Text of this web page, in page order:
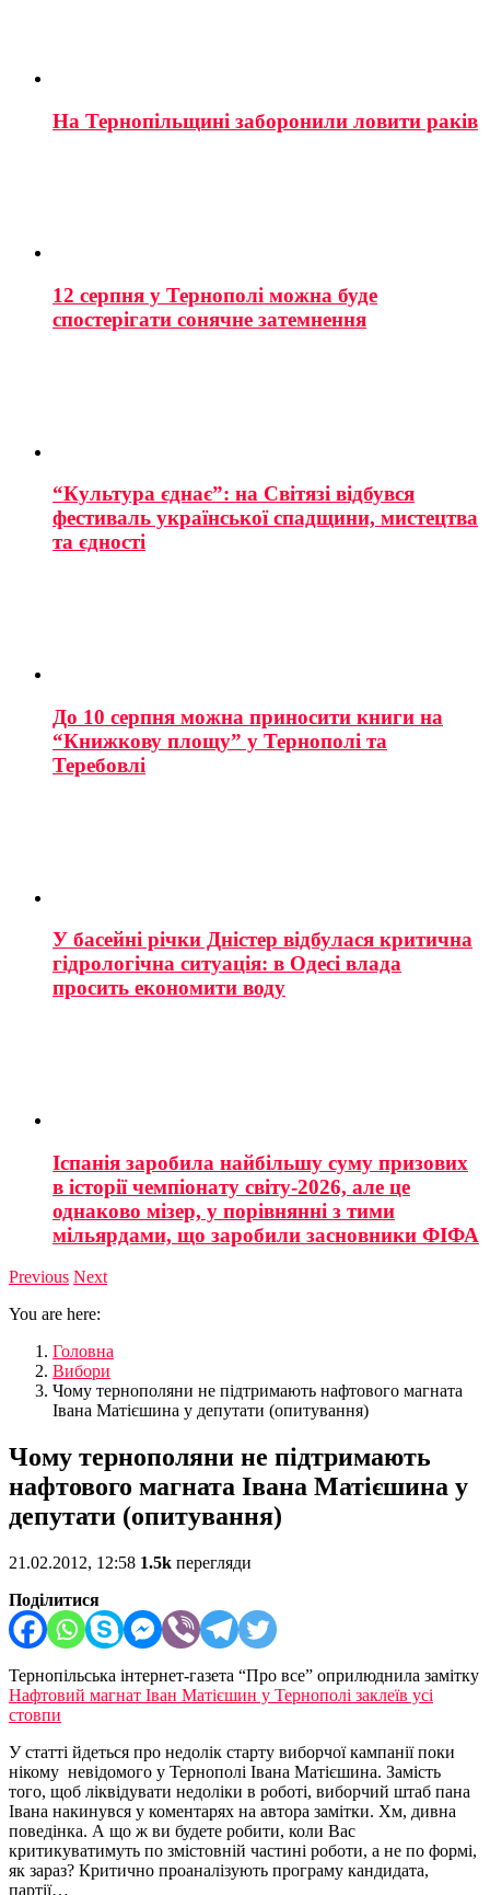
На Тернопільщині заборонили ловити раків
12 серпня у Тернополі можна буде
спостерігати сонячне затемнення
“Культура єднає”: на Світязі відбувся
фестиваль української спадщини, мистецтва
та єдності
До 10 серпня можна приносити книги на
“Книжкову площу” у Тернополі та
Теребовлі
У басейні річки Дністер відбулася критична
гідрологічна ситуація: в Одесі влада
просить економити воду
Іспанія заробила найбільшу суму призових
в історії чемпіонату світу-2026, але це
однаково мізер, у порівнянні з тими
мільярдами, що заробили засновники ФІФА
Previous Next
You are here:
Головна
Вибори
Чому тернополяни не підтримають нафтового магната
Івана Матієшина у депутати (опитування)
Чому тернополяни не підтримають
нафтового магната Івана Матієшина у
депутати (опитування)
21.02.2012, 12:58 1.5k перегляди
Поділитися
Тернопільська інтернет-газета “Про все” оприлюднила замітку
Нафтовий магнат Іван Матієшин у Тернополі заклеїв усі
стовпи
У статті йдеться про недолік старту виборчої кампанії поки
нікому невідомого у Тернополі Івана Матієшина. Замість
того, щоб ліквідувати недоліки в роботі, виборчий штаб пана
Івана накинувся у коментарях на автора замітки. Хм, дивна
поведінка. А що ж ви будете робити, коли Вас
критикуватимуть по змістовній частині роботи, а не по формі,
як зараз? Критично проаналізують програму кандидата,
партії…